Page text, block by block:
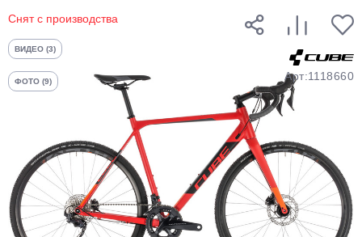
Снят с производства
ВИДЕО (3)
ФОТО (9) Арт:1118660
График платежей
Добавляйте товары
в корзину